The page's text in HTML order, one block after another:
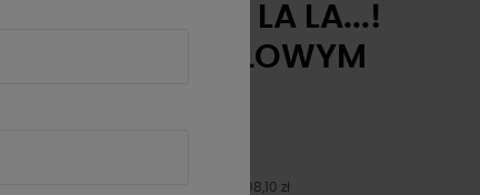
HARMONY BY O LA LA...!
RÓŻOWA Z PERŁOWYM
Najniższa cena z 30 dni przed obniżką: 98,10 zł